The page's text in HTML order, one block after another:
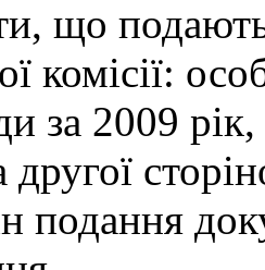
що
комісії:
за 2009 рік,
другої
подання